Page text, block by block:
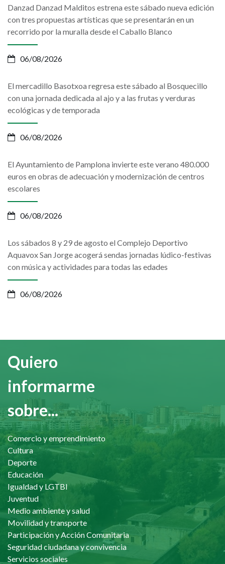
Danzad Danzad Malditos estrena este sábado nueva edición
con tres propuestas artísticas que se presentarán en un
recorrido por la muralla desde el Caballo Blanco
06/08/2026
El mercadillo Basotxoa regresa este sábado al Bosquecillo
con una jornada dedicada al ajo y a las frutas y verduras
ecológicas y de temporada
06/08/2026
El Ayuntamiento de Pamplona invierte este verano 480.000
euros en obras de adecuación y modernización de centros
escolares
06/08/2026
Los sábados 8 y 29 de agosto el Complejo Deportivo
Aquavox San Jorge acogerá sendas jornadas lúdico-festivas
con música y actividades para todas las edades
06/08/2026
Quiero
informarme
sobre...
Comercio y emprendimiento
Cultura
Deporte
Educación
Igualdad y LGTBI
Juventud
Medio ambiente y salud
Movilidad y transporte
Participación y Acción Comunitaria
Seguridad ciudadana y convivencia
Servicios sociales